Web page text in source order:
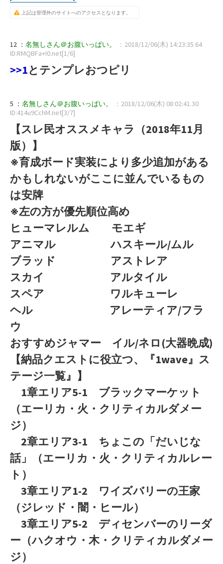
上記は管理外のサイトへのアクセスとなります。
12 ： 名無しさん＠お腹いっぱい。
：2018/12/06(木) 14:23:35.64
ID:RMQBFa+I0.net[1/6]
>>1とテンプレおつピリ
5 ： 名無しさん＠お腹いっぱい。
：2018/12/06(木) 08:02:41.30
ID:414u9CchM.net[3/7]
【スレ民オススメキャラ（2018年11月
版）】
※育成ボード実装により多少追加がある
かもしれないがここに並んでいるもの
は安牌
※左の方が優先順位高め
ヒューマレルム モエギ
アニマル ハスキール/ムル
ブラッド アストレア
スカイ アルタイル
スペア ワルキューレ
ヘル アレーティア/フラ
ウ
おすすめジャマー イル/ネロ(大器晩成)
【納品クエストに役立つ、『1wave』ス
テージ一覧』】
1章エリア5-1 ブラックマーケット
（エーリカ・火・クリティカルダメー
ジ）
2章エリア3-1 ちょこの「だいじな
話」（エーリカ・火・クリティカルレー
ト）
3章エリア1-2 ワイズバリーの王家
（ジレッド・闇・ヒール）
3章エリア5-2 ディセンバーのリーダ
ー（ハクオウ・木・クリティカルダメー
ジ）